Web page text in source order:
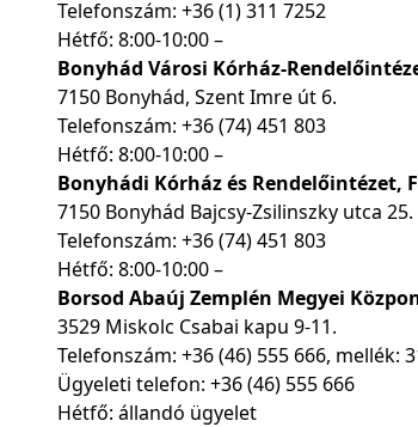
Telefonszám: +36 (1) 311 7252
Hétfő: 8:00-10:00 –
Bonyhád Városi Kórház-
7150 Bonyhád, Szent Imre út 6.
Telefonszám: +36 (74) 451 803
Hétfő: 8:00-10:00 –
Bonyhádi Kórház és Rendelőintézet,
7150 Bonyhád Bajcsy-Zsilinszky utca 25.
Telefonszám: +36 (74) 451 803
Hétfő: 8:00-10:00 –
Borsod Abaúj Zemplén Megyei
3529 Miskolc Csabai kapu 9-11.
Telefonszám: +36 (46) 555 666, mellék:
Ügyeleti telefon: +36 (46) 555 666
Hétfő: állandó ügyelet